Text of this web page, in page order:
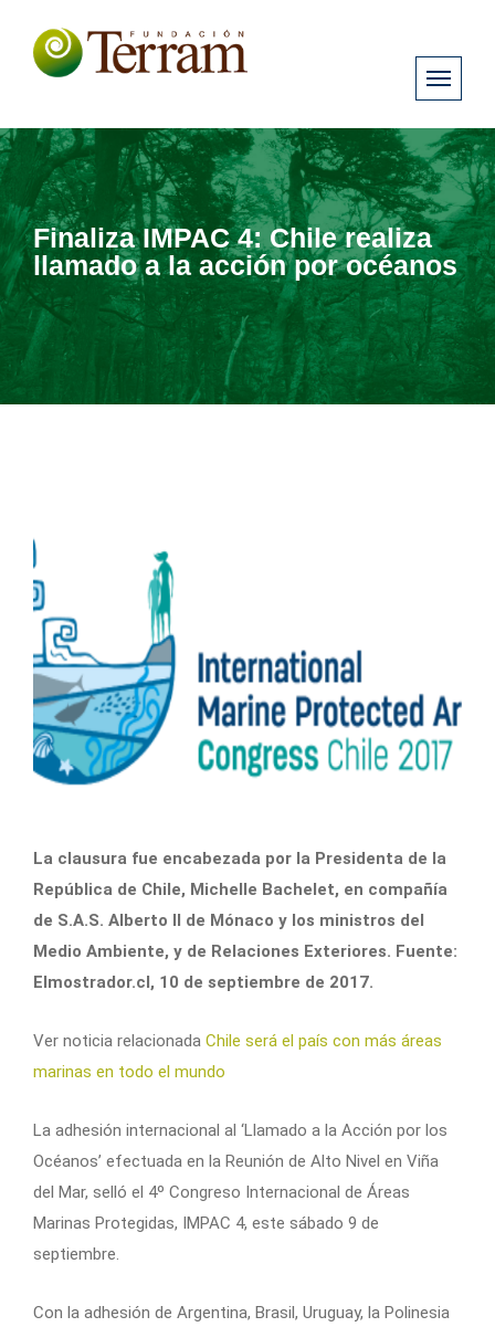
Finaliza IMPAC 4: Chile realiza
llamado a la acción por océanos
La clausura fue encabezada por la Presidenta de la
República de Chile, Michelle Bachelet, en compañía
de S.A.S. Alberto II de Mónaco y los ministros del
Medio Ambiente, y de Relaciones Exteriores. Fuente:
Elmostrador.cl, 10 de septiembre de 2017.
Ver noticia relacionada Chile será el país con más áreas
marinas en todo el mundo
La adhesión internacional al ‘Llamado a la Acción por los
Océanos’ efectuada en la Reunión de Alto Nivel en Viña
del Mar, selló el 4º Congreso Internacional de Áreas
Marinas Protegidas, IMPAC 4, este sábado 9 de
septiembre.
Con la adhesión de Argentina, Brasil, Uruguay, la Polinesia